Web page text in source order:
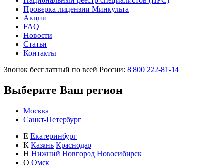
Проверка лицензии Минкульта
Акции
FAQ
Новости
Статьи
Контакты
Звонок бесплатный по всей России: 8 800 222-81-14
Выберите Ваш регион
Москва
Санкт-Петербург
Е Екатеринбург
К Казань Краснодар
Н Нижний Новгород Новосибирск
О Омск